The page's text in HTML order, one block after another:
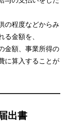
の程度などからみ
る金額を、
金額、事業所得の
に算入することが
出書